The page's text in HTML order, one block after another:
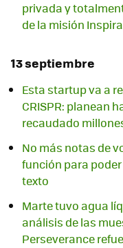
privada y
de la misión
13 septiembre
Esta startup va a
CRISPR: planean
recaudado
No más notas de
función para
texto
Marte tuvo agua
análisis de las
Perseverance